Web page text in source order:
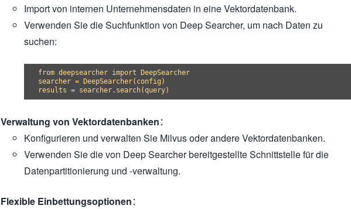
Import von internen Unternehmensdaten in eine Vektordatenbank.
Verwenden Sie die Suchfunktion von Deep Searcher, um nach Daten zu
suchen:
from deepsearcher import DeepSearcher
searcher = DeepSearcher(config)
Verwaltung von Vektordatenbanken：
Konfigurieren und verwalten Sie Milvus oder andere Vektordatenbanken.
Verwenden Sie die von Deep Searcher bereitgestellte Schnittstelle für die
Datenpartitionierung und -verwaltung.
Flexible Einbettungsoptionen：